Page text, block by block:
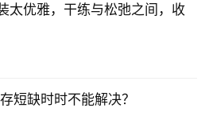
太优雅，干练与松弛之间，收
短缺时时不能解决？